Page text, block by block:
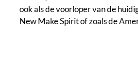
ook als de voorloper van de
New Make Spirit of zoals de